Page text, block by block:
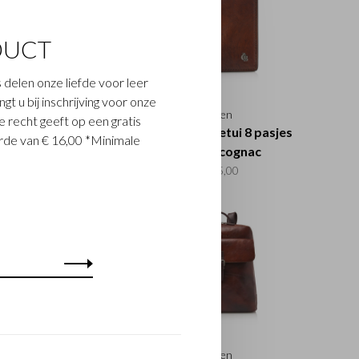
Rien
8 pasjes RFID |
Rien
Creditcard etui 8 pasjes
RFID | cognac
€55,00
Rien
onze liefde voor leer
u bij inschrijving voor onze
recht geeft op een gratis
van € 16,00 *Minimale